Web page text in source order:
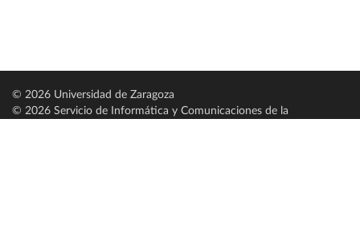
© 2026 Universidad de Zaragoza
© 2026 Servicio de Informática y Comunicaciones de la